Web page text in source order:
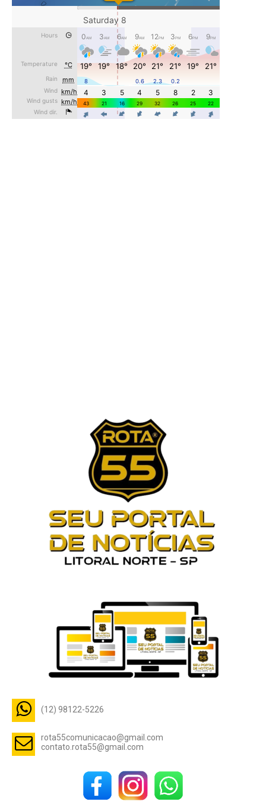
(12) 98122-5226
rota55comunicacao@gmail.com
contato.rota55@gmail.com